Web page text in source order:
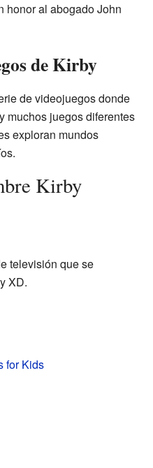
honor al abogado John
de Kirby
de videojuegos donde
muchos juegos diferentes
exploran mundos
Kirby
televisión que se
XD.
for Kids